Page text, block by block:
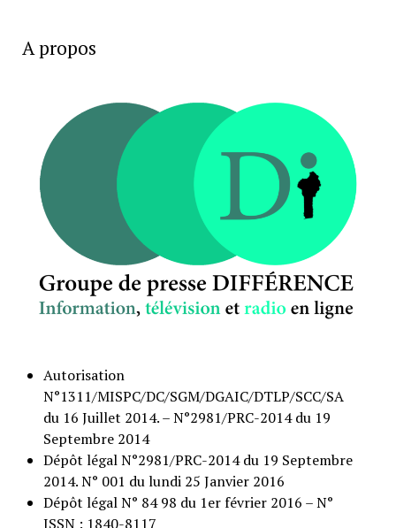
A propos
Autorisation
N°1311/MISPC/DC/SGM/DGAIC/DTLP/SCC/SA
du 16 Juillet 2014. – N°2981/PRC-2014 du 19
Septembre 2014
Dépôt légal N°2981/PRC-2014 du 19 Septembre
2014. N° 001 du lundi 25 Janvier 2016
Dépôt légal N° 84 98 du 1er février 2016 – N°
ISSN : 1840-8117